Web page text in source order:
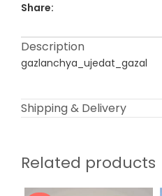
Share:
Description
gazlanchya_ujedat_gazal
Shipping & Delivery
Related products